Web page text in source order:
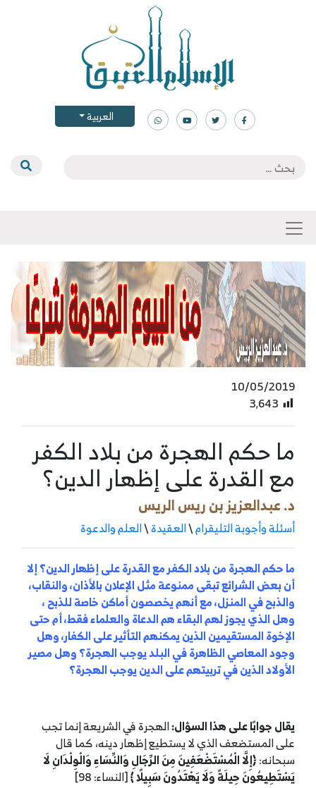
العربية
10/05/2019
3٬643
ما حكم الهجرة من بلاد الكفر
مع القدرة على إظهار الدين؟
د. عبدالعزيز بن ريس الريس
أسئلة وأجوبة التليقرام\العقيدة\العلم والدعوة
ما حكم الهجرة من بلاد الكفر مع القدرة على إظهار الدين؟ إلا
أن بعض الشرائع تبقى ممنوعة مثل الإعلان بالأذان، والنقاب،
والذبح في المنزل، مع أنهم يخصصون أماكن خاصة للذبح ،
وهل الذي يجوز لهم البقاء هم الدعاة والعلماء فقط، أم حتى
الإخوة المستقيمين الذين يمكنهم التأثير على الكفار، وهل
وجود المعاصي الظاهرة في البلد يوجب الهجرة؟ وهل مصير
الأولاد الذين في تربيتهم على الدين يوجب الهجرة؟
يقال جوابًا على هذا السؤال:الهجرة في الشريعة إنما تجب
على المستضعف الذي لا يستطيع إظهار دينه، كما قال
سبحانه:﴿إِلَّا الْمُسْتَضْعَفِينَ مِنَ الرِّجَالِ وَالنِّسَاءِ وَالْوِلْدَانِ لَا
يَسْتَطِيعُونَ حِيلَةً وَلَا يَهْتَدُونَ سَبِيلًا ﴾[النساء: 98]